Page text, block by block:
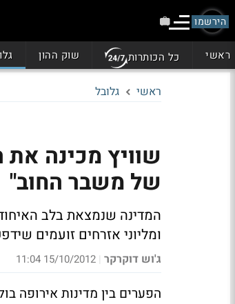
הירשמו
ראשי כל הכותרות שוק ההון
ראשי גלובל
שוויץ מכינה
של משבר החוב"
המדינה שנמצאת בלב
ומליוני אזרחים זועמים
ג'וש דוקרקר |
15/10/2012 11:04
הפערים בין מדינות אירופה